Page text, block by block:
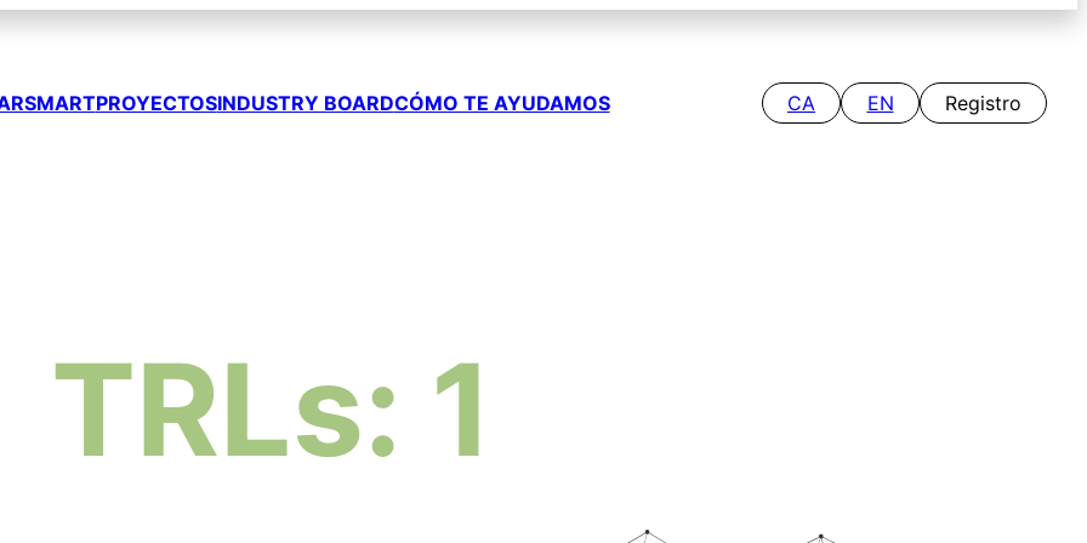
PROYECTOSINDUSTRY BOARDCÓMO TE AYUDAMOS CA EN Registro
TRLs: 1